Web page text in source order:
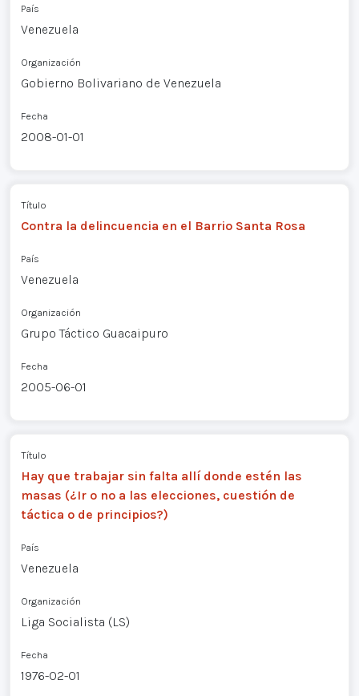
País
Venezuela
Organización
Gobierno Bolivariano de Venezuela
Fecha
2008-01-01
Título
Contra la delincuencia en el Barrio Santa Rosa
País
Venezuela
Organización
Grupo Táctico Guacaipuro
Fecha
2005-06-01
Título
Hay que trabajar sin falta allí donde estén las
masas (¿Ir o no a las elecciones, cuestión de
táctica o de principios?)
País
Venezuela
Organización
Liga Socialista (LS)
Fecha
1976-02-01